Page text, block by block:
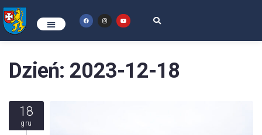
Dzień: 2023-12-18
18
gru